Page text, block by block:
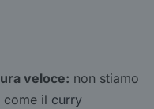
veloce: non stiamo
come il curry